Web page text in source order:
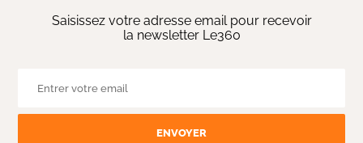
Saisissez votre adresse email pour recevoir
la newsletter Le360
ENVOYER